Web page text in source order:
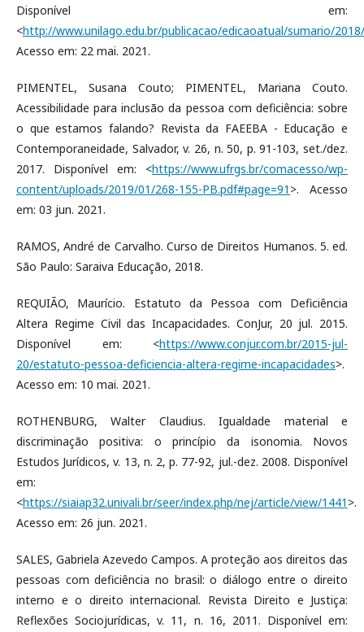
Disponível em:
<http://www.unilago.edu.br/publicacao/edicaoatual/sumario/
Acesso em: 22 mai. 2021.
PIMENTEL, Susana Couto; PIMENTEL, Mariana Couto.
Acessibilidade para inclusão da pessoa com deficiência: sobre
o que estamos falando? Revista da FAEEBA - Educação e
Contemporaneidade, Salvador, v. 26, n. 50, p. 91-103, set./dez.
2017. Disponível em: <https://www.ufrgs.br/comacesso/wp-
content/uploads/2019/01/268-155-PB.pdf#page=91 >. Acesso
em: 03 jun. 2021.
RAMOS, André de Carvalho. Curso de Direitos Humanos. 5. ed.
São Paulo: Saraiva Educação, 2018.
REQUIÃO, Maurício. Estatuto da Pessoa com Deficiência
Altera Regime Civil das Incapacidades. ConJur, 20 jul. 2015.
Disponível em: <https://www.conjur.com.br/2015-jul-
20/estatuto-pessoa-deficiencia-altera-regime-incapacidades>.
Acesso em: 10 mai. 2021.
ROTHENBURG, Walter Claudius. Igualdade material e
discriminação positiva: o princípio da isonomia. Novos
Estudos Jurídicos, v. 13, n. 2, p. 77-92, jul.-dez. 2008. Disponível
em:
<https://siaiap32.univali.br/seer/index.php/nej/article/view/1441 >.
Acesso em: 26 jun. 2021.
SALES, Gabriela Azevedo Campos. A proteção aos direitos das
pessoas com deficiência no brasil: o diálogo entre o direito
interno e o direito internacional. Revista Direito e Justiça:
Reflexões Sociojurídicas, v. 11, n. 16, 2011. Disponível em: